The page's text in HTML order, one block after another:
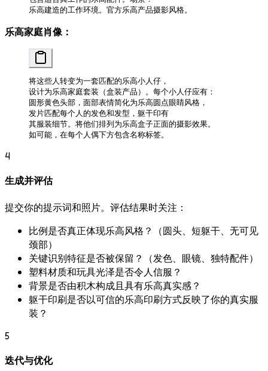
乐高建造的工作环境。官方乐高产品摄影风格。
乐高家庭肖像：
将这些人转变为一套匹配的乐高小人仔，
设计为乐高家庭套装（盒装产品）。每个小人仔应有：
圆形黄色头部，面部表情简化为乐高圆点眼睛风格，
发片匹配每个人的发色和发型，躯干印有
其服装细节。将他们排列为乐高盒子正面的摄影效果。
如可能，在每个人偶下方包含名称标签。
4
生成并评估
提交你的提示词和照片。评估结果时关注：
比例是否真正体现乐高风格？（圆头、短躯干、无可见
颈部）
关键识别特征是否被保留？（发色、眼镜、独特配件）
塑料材质和玩具光泽是否令人信服？
背景是否由积木构成且具有乐高真实感？
躯干印刷是否以可信的乐高印刷方式反映了你的真实服
装？
5
迭代与优化